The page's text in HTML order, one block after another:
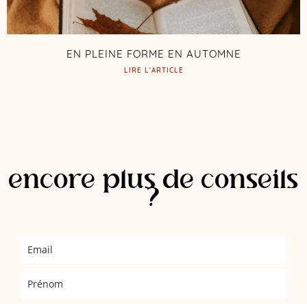
EN PLEINE FORME EN AUTOMNE
LIRE L'ARTICLE
encore plus de conseils
?